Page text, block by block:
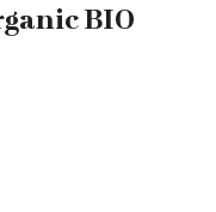
BIO